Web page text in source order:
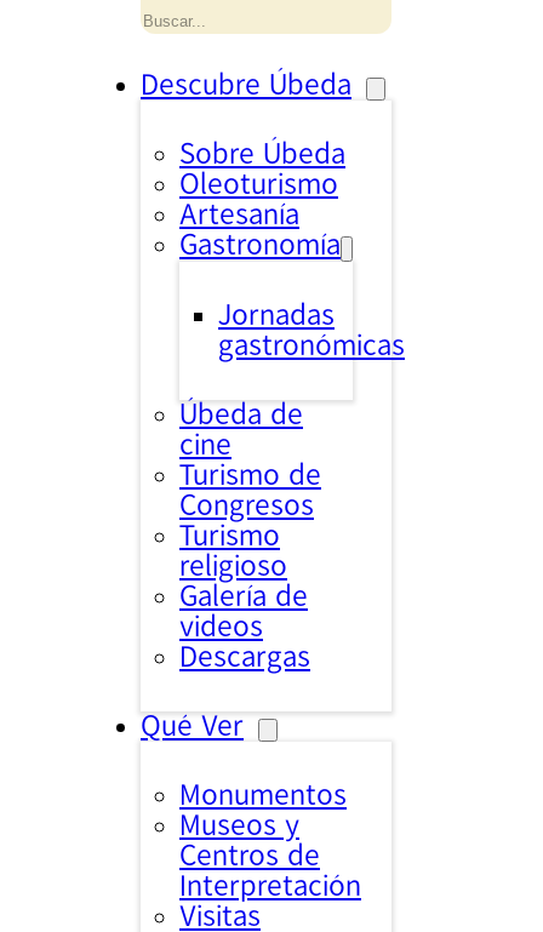
Descubre Úbeda
Sobre Úbeda
Oleoturismo
Artesanía
Gastronomía
Jornadas
gastronómicas
Úbeda de
cine
Turismo de
Congresos
Turismo
religioso
Galería de
videos
Descargas
Qué Ver
Monumentos
Museos y
Centros de
Interpretación
Visitas